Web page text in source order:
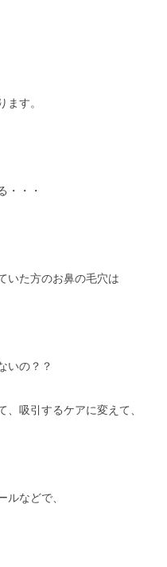
す。
・・・
いた方のお鼻の毛穴は
いの？？
吸引するケアに変えて、
ルなどで、